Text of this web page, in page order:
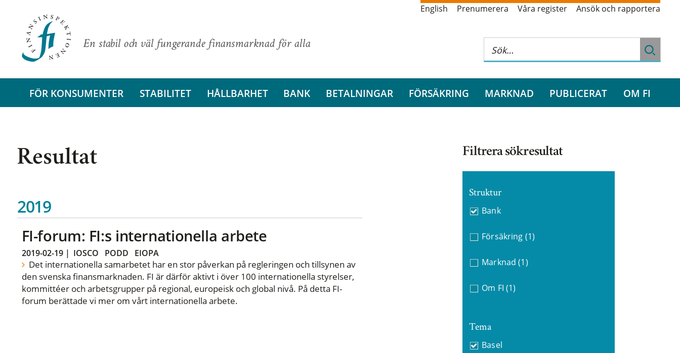
En stabil och väl fungerande finansmarknad för alla
English Prenumerera Våra register Ansök och rapportera
FÖR KONSUMENTER STABILITET HÅLLBARHET BANK BETALNINGAR FÖRSÄKRING MARKNAD PUBLICERAT OM FI
Resultat
2019
FI-forum: FI:s internationella arbete
2019-02-19| IOSCO PODD EIOPA
Det internationella samarbetet har en stor påverkan på regleringen och tillsynen av
den svenska finansmarknaden. FI är därför aktivt i över 100 internationella styrelser,
kommittéer och arbetsgrupper på regional, europeisk och global nivå. På detta FI-
forum berättade vi mer om vårt internationella arbete.
Filtrera sökresultat
Struktur
Bank
Försäkring (1)
Marknad (1)
Om FI (1)
Tema
Basel